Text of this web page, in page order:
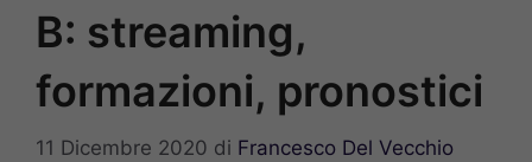
B: streaming,
formazioni, pronostici
11 Dicembre 2020 di Francesco Del Vecchio